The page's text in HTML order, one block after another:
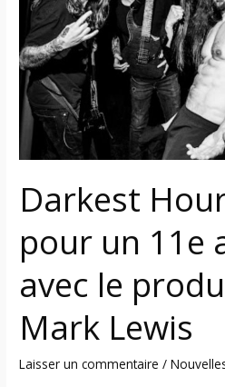
Darkest
pour un 11e
avec le
Mark Lewis
Laisser un commentaire /
studio
pour
un
11e
album
avec
producteur
Mark
Lewis